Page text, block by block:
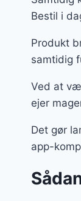
Bestil i
Produkt
samtidig
Ved at
ejer
Det gør
app-